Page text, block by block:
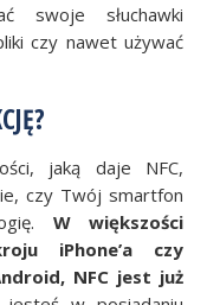
swoje słuchawki
czy nawet używać
jaką daje NFC,
czy Twój smartfon
W większości
iPhone’a czy
NFC jest już